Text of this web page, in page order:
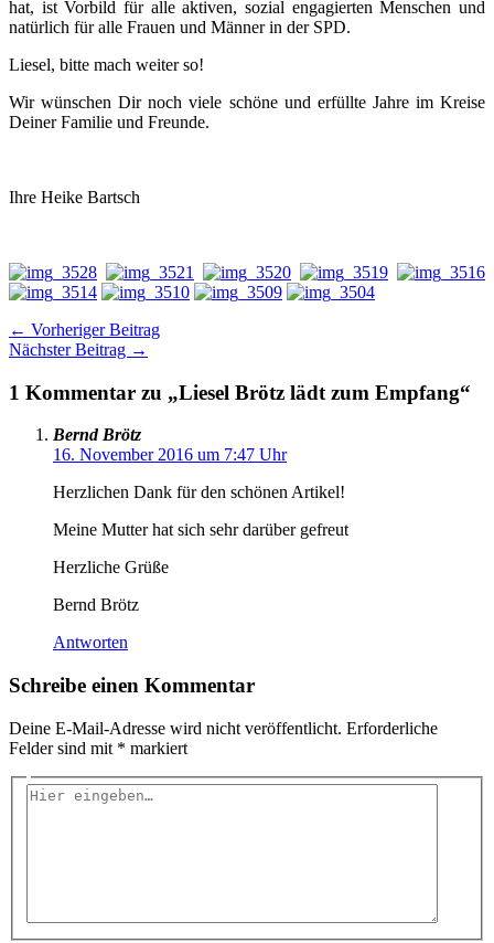
hat, ist Vorbild für alle aktiven, sozial engagierten Menschen und
natürlich für alle Frauen und Männer in der SPD.
Liesel, bitte mach weiter so!
Wir wünschen Dir noch viele schöne und erfüllte Jahre im Kreise
Deiner Familie und Freunde.
Ihre Heike Bartsch
← Vorheriger Beitrag
Nächster Beitrag →
1 Kommentar zu „Liesel Brötz lädt zum Empfang“
Bernd Brötz
16. November 2016 um 7:47 Uhr
Herzlichen Dank für den schönen Artikel!
Meine Mutter hat sich sehr darüber gefreut
Herzliche Grüße
Bernd Brötz
Antworten
Schreibe einen Kommentar
Deine E-Mail-Adresse wird nicht veröffentlicht. Erforderliche
Felder sind mit * markiert
Hier